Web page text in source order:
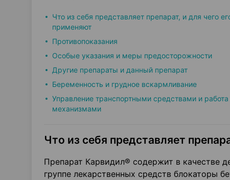
Что из себя представляет препарат, и для чего
применяют
Противопоказания
Особые указания и меры предосторожности
Другие препараты и данный препарат
Беременность и грудное вскармливание
Управление транспортными средствами и работа
механизмами
Что из себя представляет
Препарат Карвидил® содержит в качестве
группе лекарственных средств блокаторы